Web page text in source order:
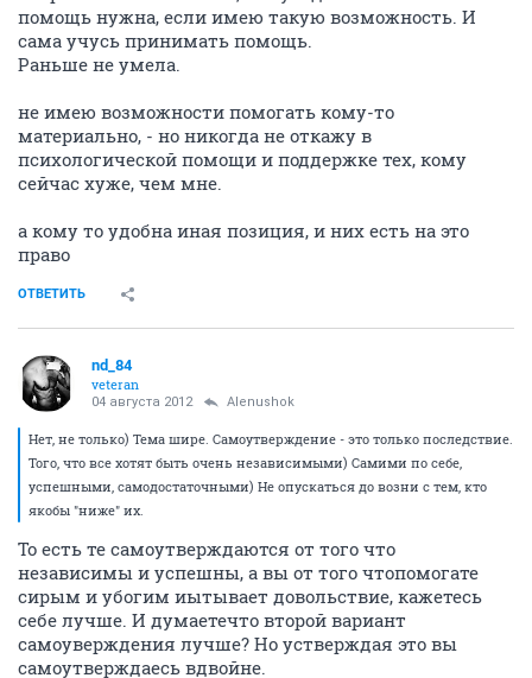
помощь нужна, если имею такую возможность. И
сама учусь принимать помощь.
Раньше не умела.
не имею возможности помогать кому-то
материально, - но никогда не откажу в
психологической помощи и поддержке тех, кому
сейчас хуже, чем мне.
а кому то удобна иная позиция, и них есть на это
право
ОТВЕТИТЬ
nd_84
veteran
04 августа 2012 Alenushok
Нет, не только) Тема шире. Самоутверждение - это только последствие.
Того, что все хотят быть очень независимыми) Самими по себе,
успешными, самодостаточными) Не опускаться до возни с тем, кто
якобы "ниже" их.
То есть те самоутверждаются от того что
независимы и успешны, а вы от того чтопомогате
сирым и убогим иытывает довольствие, кажетесь
себе лучше. И думаетечто второй вариант
самоуверждения лучше? Но устверждая это вы
самоутверждаесь вдвойне.